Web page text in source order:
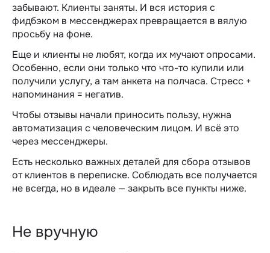
забывают. Клиенты заняты. И вся история с
фидбэком в мессенджерах превращается в вялую
просьбу на фоне.
Еще и клиенты не любят, когда их мучают опросами.
Особенно, если они только что что-то купили или
получили услугу, а там анкета на полчаса. Стресс +
напоминания = негатив.
Чтобы отзывы начали приносить пользу, нужна
автоматизация с человеческим лицом. И всё это
через мессенджеры.
Есть несколько важных деталей для сбора отзывов
от клиентов в переписке. Соблюдать все получается
не всегда, но в идеале — закрыть все пункты ниже.
Не вручную